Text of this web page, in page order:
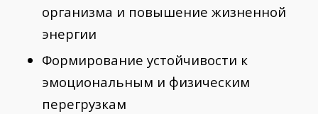
организма и повышение жизненной
энергии
Формирование устойчивости к
эмоциональным и физическим
перегрузкам